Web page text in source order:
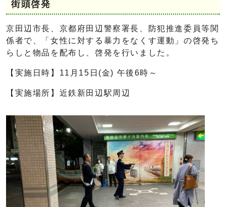
街頭啓発
京田辺市長、京都府田辺警察署長、防犯推進委員等関
係者で、「女性に対する暴力をなくす運動」の啓発ち
らしと物品を配布し、啓発を行いました。
【実施日時】11月15日(金) 午後6時～
【実施場所】近鉄新田辺駅周辺